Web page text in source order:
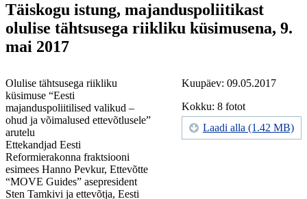
Täiskogu istung, majanduspoliitikast
olulise tähtsusega riikliku küsimusena, 9.
mai 2017
Kuupäev: 09.05.2017
Kokku: 8 fotot
Laadi alla (1.42 MB)
Olulise tähtsusega riikliku
küsimuse “Eesti
majanduspoliitilised valikud –
ohud ja võimalused ettevõtlusele”
arutelu
Ettekandjad Eesti
Reformierakonna fraktsiooni
esimees Hanno Pevkur, Ettevõtte
“MOVE Guides” asepresident
Sten Tamkivi ja ettevõtja, Eesti